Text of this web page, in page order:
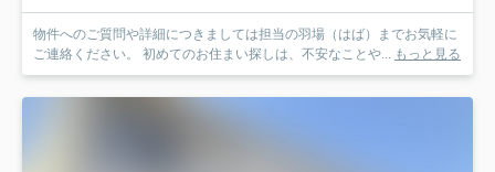
物件へのご質問や詳細につきましては担当の羽場（はば）までお気軽に
ご連絡ください。 初めてのお住まい探しは、不安なことや... もっと見る